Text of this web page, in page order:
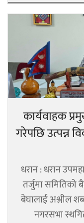
कार्यवाहक
गरेपछि उत्पन्न
धरान : धरान
तर्जुमा समितिको
बेघालाई अश्लील
नगरसभा